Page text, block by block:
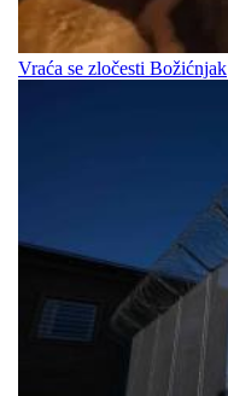
Vraća se zločesti Božićnjak